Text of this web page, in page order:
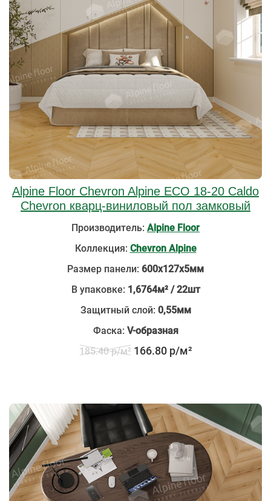
Alpine Floor Chevron Alpine ECO 18-20 Caldo
Chevron кварц-виниловый пол замковый
Производитель: Alpine Floor
Коллекция: Chevron Alpine
Размер панели: 600х127х5мм
В упаковке: 1,6764м² / 22шт
Защитный слой: 0,55мм
Фаска: V-образная
185.40 р/м² 166.80 р/м²